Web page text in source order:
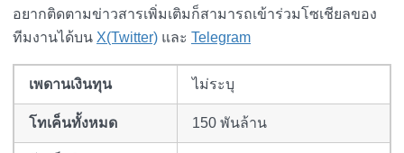
อยากติดตามข่าวสารเพิ่มเติมก็สามารถเข้าร่วมโซเชียลของ
ทีมงานได้บน X(Twitter) และ Telegram
เพดานเงินทุน ไม่ระบุ
โทเค็นทั้งหมด 150 พันล้าน